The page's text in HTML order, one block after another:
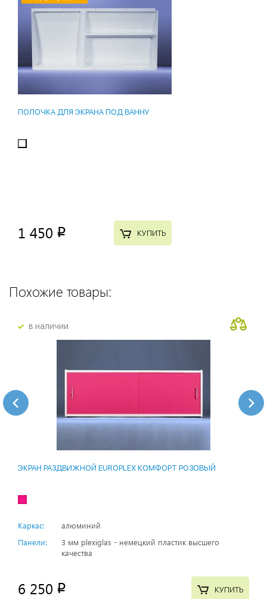
ПОЛОЧКА ДЛЯ ЭКРАНА ПОД ВАННУ
1 450 p КУПИТЬ
Похожие товары:
в наличии
ЭКРАН РАЗДВИЖНОЙ EUROPLEX КОМФОРТ РОЗОВЫЙ
Каркас:
алюминий
Панели:
3 мм plexiglas - немецкий пластик высшего
качества
6 250 p КУПИТЬ